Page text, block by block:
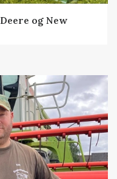
og New